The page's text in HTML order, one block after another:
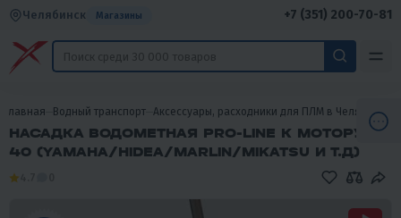
Челябинск Магазины +7 (351) 200-70-81
Главная Водный транспорт Аксессуары, расходники для ПЛМ в Челябинске
НАСАДКА ВОДОМЕТНАЯ PRO-LINE К МОТОРУ Y
40 (YAMAHA/HIDEA/MARLIN/MIKATSU И Т.Д)